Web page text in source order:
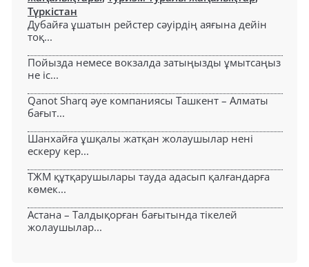
Түркістан
Дубайға ұшатын рейстер сәуірдің аяғына дейін
тоқ...
Пойызда немесе вокзалда затыңызды ұмытсаңыз
не іс...
Qanot Sharq әуе компаниясы Ташкент – Алматы
бағыт...
Шанхайға ұшқалы жатқан жолаушылар нені
ескеру кер...
ТЖМ құтқарушылары тауда адасып қалғандарға
көмек...
Астана – Талдықорған бағытында тікелей
жолаушылар...